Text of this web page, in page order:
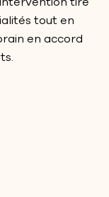
tout en
en accord